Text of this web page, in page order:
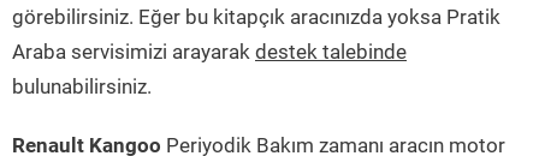
görebilirsiniz. Eğer bu kitapçık aracınızda yoksa Pratik
Araba servisimizi arayarak destek talebinde
bulunabilirsiniz.
Renault Kangoo Periyodik Bakım zamanı aracın motor